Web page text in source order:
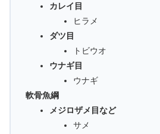
カレイ目
ヒラメ
ダツ目
トビウオ
ウナギ目
ウナギ
軟骨魚綱
メジロザメ目など
サメ